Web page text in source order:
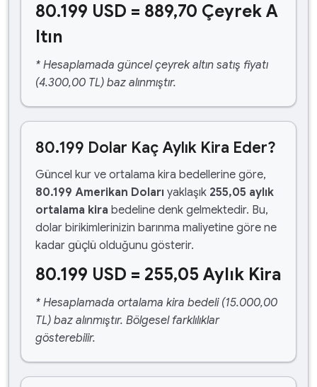
80.199 USD = 889,70 Çeyrek A
ltın
* Hesaplamada güncel çeyrek altın satış fiyatı
(4.300,00 TL) baz alınmıştır.
80.199 Dolar Kaç Aylık Kira Eder?
Güncel kur ve ortalama kira bedellerine göre,
80.199 Amerikan Doları yaklaşık 255,05 aylık
ortalama kira bedeline denk gelmektedir. Bu,
dolar birikimlerinizin barınma maliyetine göre ne
kadar güçlü olduğunu gösterir.
80.199 USD = 255,05 Aylık Kira
* Hesaplamada ortalama kira bedeli (15.000,00
TL) baz alınmıştır. Bölgesel farklılıklar
gösterebilir.